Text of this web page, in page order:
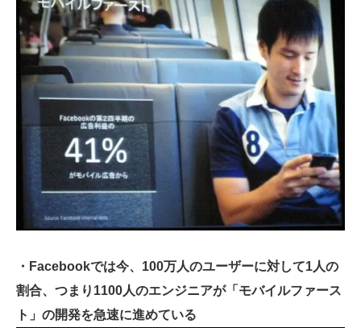
・Facebookでは今、100万人のユーザーに対して1人の
割合、つまり1100人のエンジニアが「モバイルファース
ト」の開発を急速に進めている